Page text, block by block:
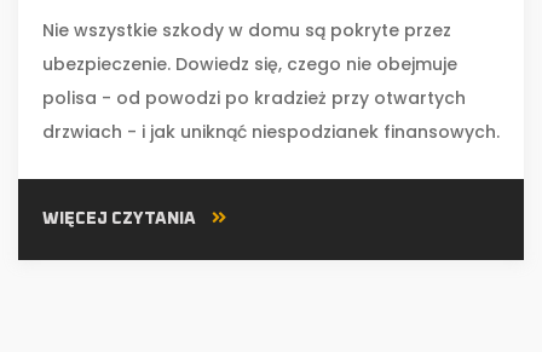
Nie wszystkie szkody w domu są pokryte przez
ubezpieczenie. Dowiedz się, czego nie obejmuje
polisa - od powodzi po kradzież przy otwartych
drzwiach - i jak uniknąć niespodzianek finansowych.
WIĘCEJ CZYTANIA